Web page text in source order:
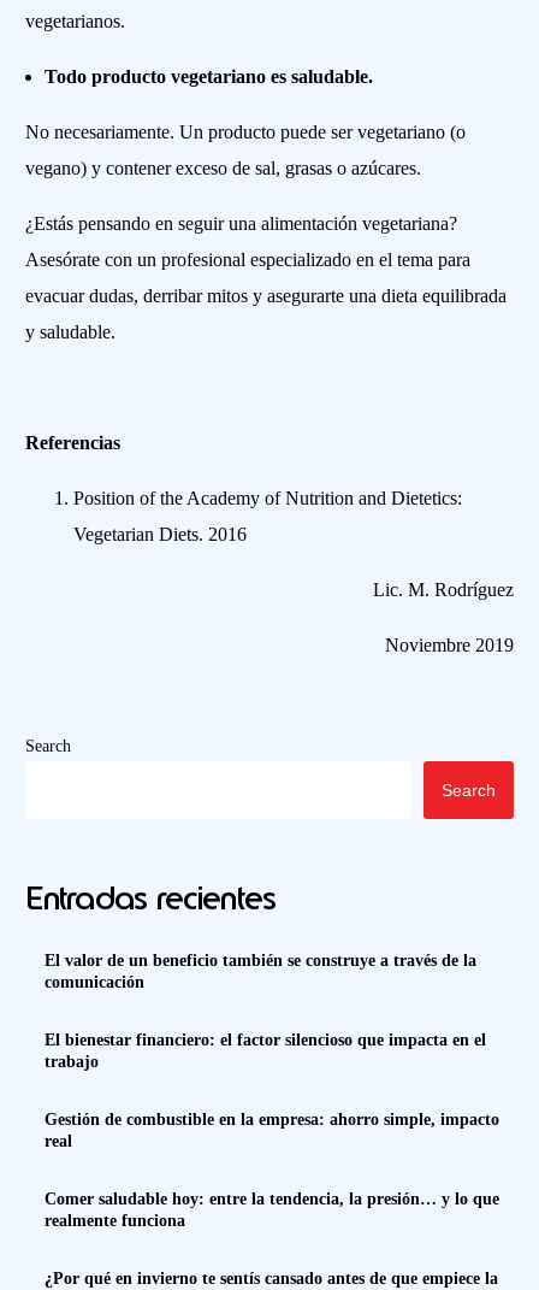
vegetarianos.
Todo producto vegetariano es saludable.
No necesariamente. Un producto puede ser vegetariano (o
vegano) y contener exceso de sal, grasas o azúcares.
¿Estás pensando en seguir una alimentación vegetariana?
Asesórate con un profesional especializado en el tema para
evacuar dudas, derribar mitos y asegurarte una dieta equilibrada
y saludable.
Referencias
Position of the Academy of Nutrition and Dietetics:
Vegetarian Diets. 2016
Lic. M. Rodríguez
Noviembre 2019
Search
Search
Entradas recientes
El valor de un beneficio también se construye a través de la
comunicación
El bienestar financiero: el factor silencioso que impacta en el
trabajo
Gestión de combustible en la empresa: ahorro simple, impacto
real
Comer saludable hoy: entre la tendencia, la presión… y lo que
realmente funciona
¿Por qué en invierno te sentís cansado antes de que empiece la